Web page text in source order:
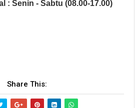
: Senin - Sabtu (08.00-17.00)
Share This: